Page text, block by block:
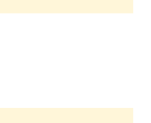
でください。